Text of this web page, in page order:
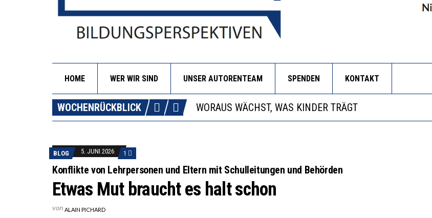
HOME WER WIR SIND UNSER AUTORENTEAM SPENDEN KONTAKT
WOCHENRÜCKBLICK
DIE GANZE HILFLOSIGKEIT DES BILDUNGSBÜRGERTUMS
WORAUS WÄCHST, WAS KINDER TRÄGT
“WIR BEOBACHTEN EINEN REGELRECHTEN STURZFLUG
BLOG 5. JUNI 2026 1
Konflikte von Lehrpersonen und Eltern mit Schulleitungen und Behörden
Etwas Mut braucht es halt schon
von ALAIN PICHARD